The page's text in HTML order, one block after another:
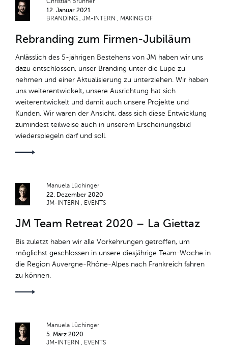
BRANDING
HARDY THE TARDY
JM-INTERN
MAKING OF
AUSBILDUNG
EVENTS
TECHNOLOGIE
Christian Brunner
12. Januar 2021
BRANDING
JM-INTERN MAKING OF
Rebranding zum Firmen-Jubiläum
Anlässlich des 5-jährigen Bestehens von JM haben wir uns
dazu entschlossen, unser Branding unter die Lupe zu
nehmen und einer Aktualisierung zu unterziehen. Wir haben
uns weiterentwickelt, unsere Ausrichtung hat sich
weiterentwickelt und damit auch unsere Projekte und
Kunden. Wir waren der Ansicht, dass sich diese Entwicklung
zumindest teilweise auch in unserem Erscheinungsbild
wiederspiegeln darf und soll.
Manuela Lüchinger
22. Dezember 2020
JM-INTERN EVENTS
JM Team Retreat 2020 – La Giettaz
Bis zuletzt haben wir alle Vorkehrungen getroffen, um
möglichst geschlossen in unsere diesjährige Team-Woche in
die Region Auvergne-Rhône-Alpes nach Frankreich fahren
zu können.
Manuela Lüchinger
5. März 2020
JM-INTERN EVENTS